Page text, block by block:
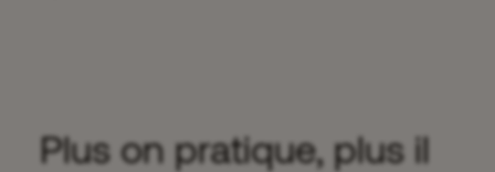
Plus on pratique, plus il